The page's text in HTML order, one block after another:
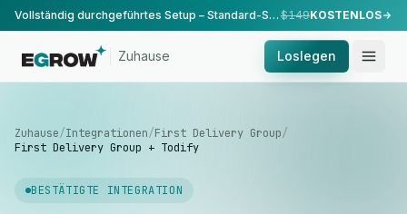
Vollständig durchgeführtes Setup – Standard-Setup, durchgeführt von unserem Team. $149KOSTENLOS
Zuhause Loslegen
Zuhause/Integrationen/First Delivery Group/
First Delivery Group + Todify
BESTÄTIGTE INTEGRATION